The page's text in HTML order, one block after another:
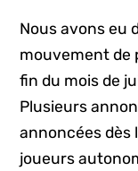
Nous avons eu
mouvement de
fin du mois de
Plusieurs
annoncées dès
joueurs